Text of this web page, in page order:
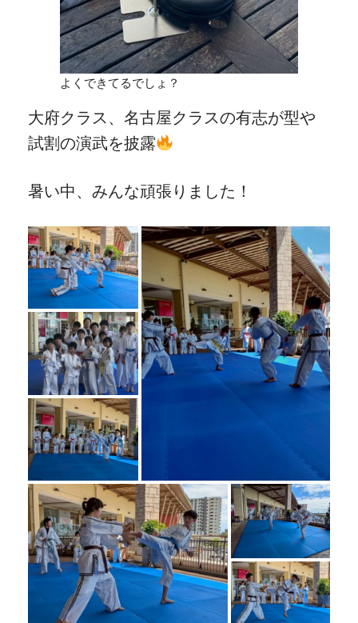
よくできてるでしょ？
大府クラス、名古屋クラスの有志が型や
試割の演武を披露
暑い中、みんな頑張りました！